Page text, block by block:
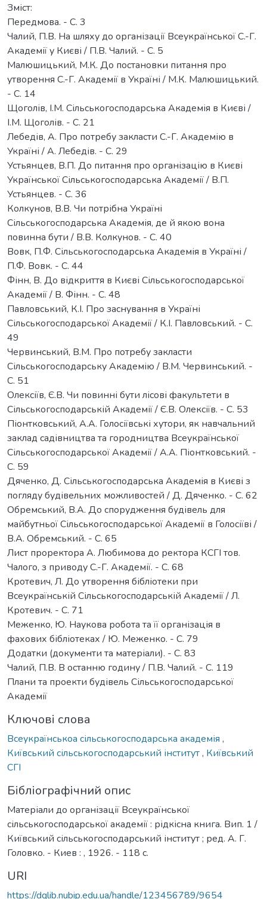
Зміст:
Передмова. - С. 3
Чалий, П.В. На шляху до організації Всеукраїнської С.-Г.
Академії у Києві / П.В. Чалий. - С. 5
Малюшицький, М.К. До постановки питання про
утворення С.-Г. Академії в Україні / М.К. Малюшицький.
- С. 14
Щоголів, І.М. Сільськогосподарська Академія в Києві /
І.М. Щоголів. - С. 21
Лебедів, А. Про потребу закласти С.-Г. Академію в
Україні / А. Лебедів. - С. 29
Устьянцев, В.П. До питання про організацію в Києві
Української Сільськогосподарська Академії / В.П.
Устьянцев. - С. 36
Колкунов, В.В. Чи потрібна Україні
Сільськогосподарська Академія, де й якою вона
повинна бути / В.В. Колкунов. - С. 40
Вовк, П.Ф. Сільськогосподарська Академія в Україні /
П.Ф. Вовк. - С. 44
Фінн, В. До відкриття в Києві Сільськогосподарської
Академії / В. Фінн. - С. 48
Павловський, К.І. Про заснування в Україні
Сільськогосподарської Академії / К.І. Павловський. - С.
49
Червинський, В.М. Про потребу закласти
Сільськогосподарську Академію / В.М. Червинський. -
С. 51
Олексіїв, Є.В. Чи повинні бути лісові факультети в
Сільськогосподарській Академії / Є.В. Олексіїв. - С. 53
Піонтковський, А.А. Голосіївські хутори, як навчальний
заклад садівництва та городництва Всеукраїнської
Сільськогосподарської Академії / А.А. Піонтковський. -
С. 59
Дяченко, Д. Сільськогосподарська Академія в Києві з
погляду будівельних можливостей / Д. Дяченко. - С. 62
Обремський, В.А. До спорудження будівель для
майбутньої Сільськогосподарської Академії в Голосіїві /
В.А. Обремський. - С. 65
Лист проректора А. Любимова до ректора КСГІ тов.
Чалого, з приводу С.-Г. Академії. - С. 68
Кротевич, Л. До утворення бібліотеки при
Всеукраїнській Сільськогосподарській Академії / Л.
Кротевич. - С. 71
Меженко, Ю. Наукова робота та її організація в
фахових бібліотеках / Ю. Меженко. - С. 79
Додатки (документи та матеріали). - С. 83
Чалий, П.В. В останню годину / П.В. Чалий. - С. 119
Плани та проекти будівель Сільськогосподарської
Академії
Ключові слова
Всеукраїнськоа сільськогосподарська академія ,
Київський сільськогосподарський інститут, Київський
СГІ
Бібліографічний опис
Матеріали до організації Всеукраїнської
сільськогосподарської академії : рідкісна книга. Вип. 1 /
Київський сільськогосподарський інститут ; ред. А. Г.
Головко. - Киев : , 1926. - 118 с.
URI
https://dglib.nubip.edu.ua/handle/123456789/9654